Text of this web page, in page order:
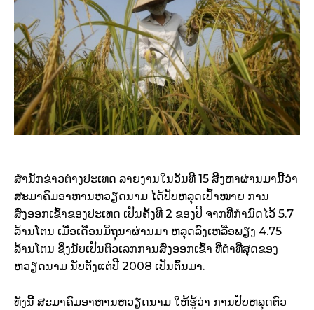
ສຳນັກຂ່າວຕ່າງປະເທດ ລາຍງານໃນວັນທີ 15 ສີງຫາຜ່ານມານີ້ວ່າ
ສະມາຄົມອາຫານຫວຽດນາມ ໄດ້ປັບຫລຸດເປົ້າໝາຍ ການ
ສົ່ງອອກເຂົ້າຂອງປະເທດ ເປັນຄັ້ງທີ 2 ຂອງປີ ຈາກທີ່ກຳນົດໄວ້ 5.7
ລ້ານໂຕນ ເມື່ອເດືອນມິຖຸນາຜ່ານມາ ຫລຸດລົງເຫລືອພຽງ 4.75
ລ້ານໂຕນ ຊຶ່ງນັບເປັນຕົວເລກການສົ່ງອອກເຂົ້າ ທີ່ຕ່ຳທີ່ສຸດຂອງ
ຫວຽດນາມ ນັບຕັ້ງແຕ່ປີ 2008 ເປັນຕົ້ນມາ.
ທັງນີ້ ສະມາຄົມອາຫານຫວຽດນາມ ໃຫ້ຮູ້ວ່າ ການປັບຫລຸດຕົວ